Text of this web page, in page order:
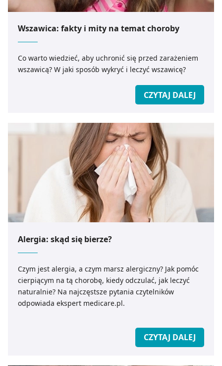
Wszawica: fakty i mity na temat choroby
Co warto wiedzieć, aby uchronić się przed zarażeniem
wszawicą? W jaki sposób wykryć i leczyć wszawicę?
CZYTAJ DALEJ
Alergia: skąd się bierze?
Czym jest alergia, a czym marsz alergiczny? Jak pomóc
cierpiącym na tą chorobę, kiedy odczulać, jak leczyć
naturalnie? Na najczęstsze pytania czytelników
odpowiada ekspert medicare.pl.
CZYTAJ DALEJ